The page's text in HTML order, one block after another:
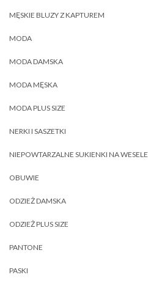
MĘSKIE BLUZY Z KAPTUREM
MODA
MODA DAMSKA
MODA MĘSKA
MODA PLUS SIZE
NERKI I SASZETKI
NIEPOWTARZALNE SUKIENKI NA WESELE
OBUWIE
ODZIEŻ DAMSKA
ODZIEŻ PLUS SIZE
PANTONE
PASKI